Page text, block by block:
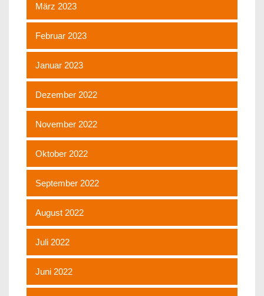
März 2023
Februar 2023
Januar 2023
Dezember 2022
November 2022
Oktober 2022
September 2022
August 2022
Juli 2022
Juni 2022